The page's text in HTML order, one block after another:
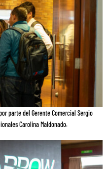
parte del Gerente Comercial Sergio
CarolinaMaldonado.